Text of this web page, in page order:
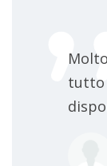
tutto